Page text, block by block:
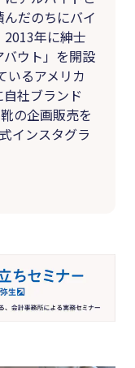
だのちにバイ
年に紳士
ウト」を開設
いるアメリカ
社ブランド
の企画販売を
インスタグラ